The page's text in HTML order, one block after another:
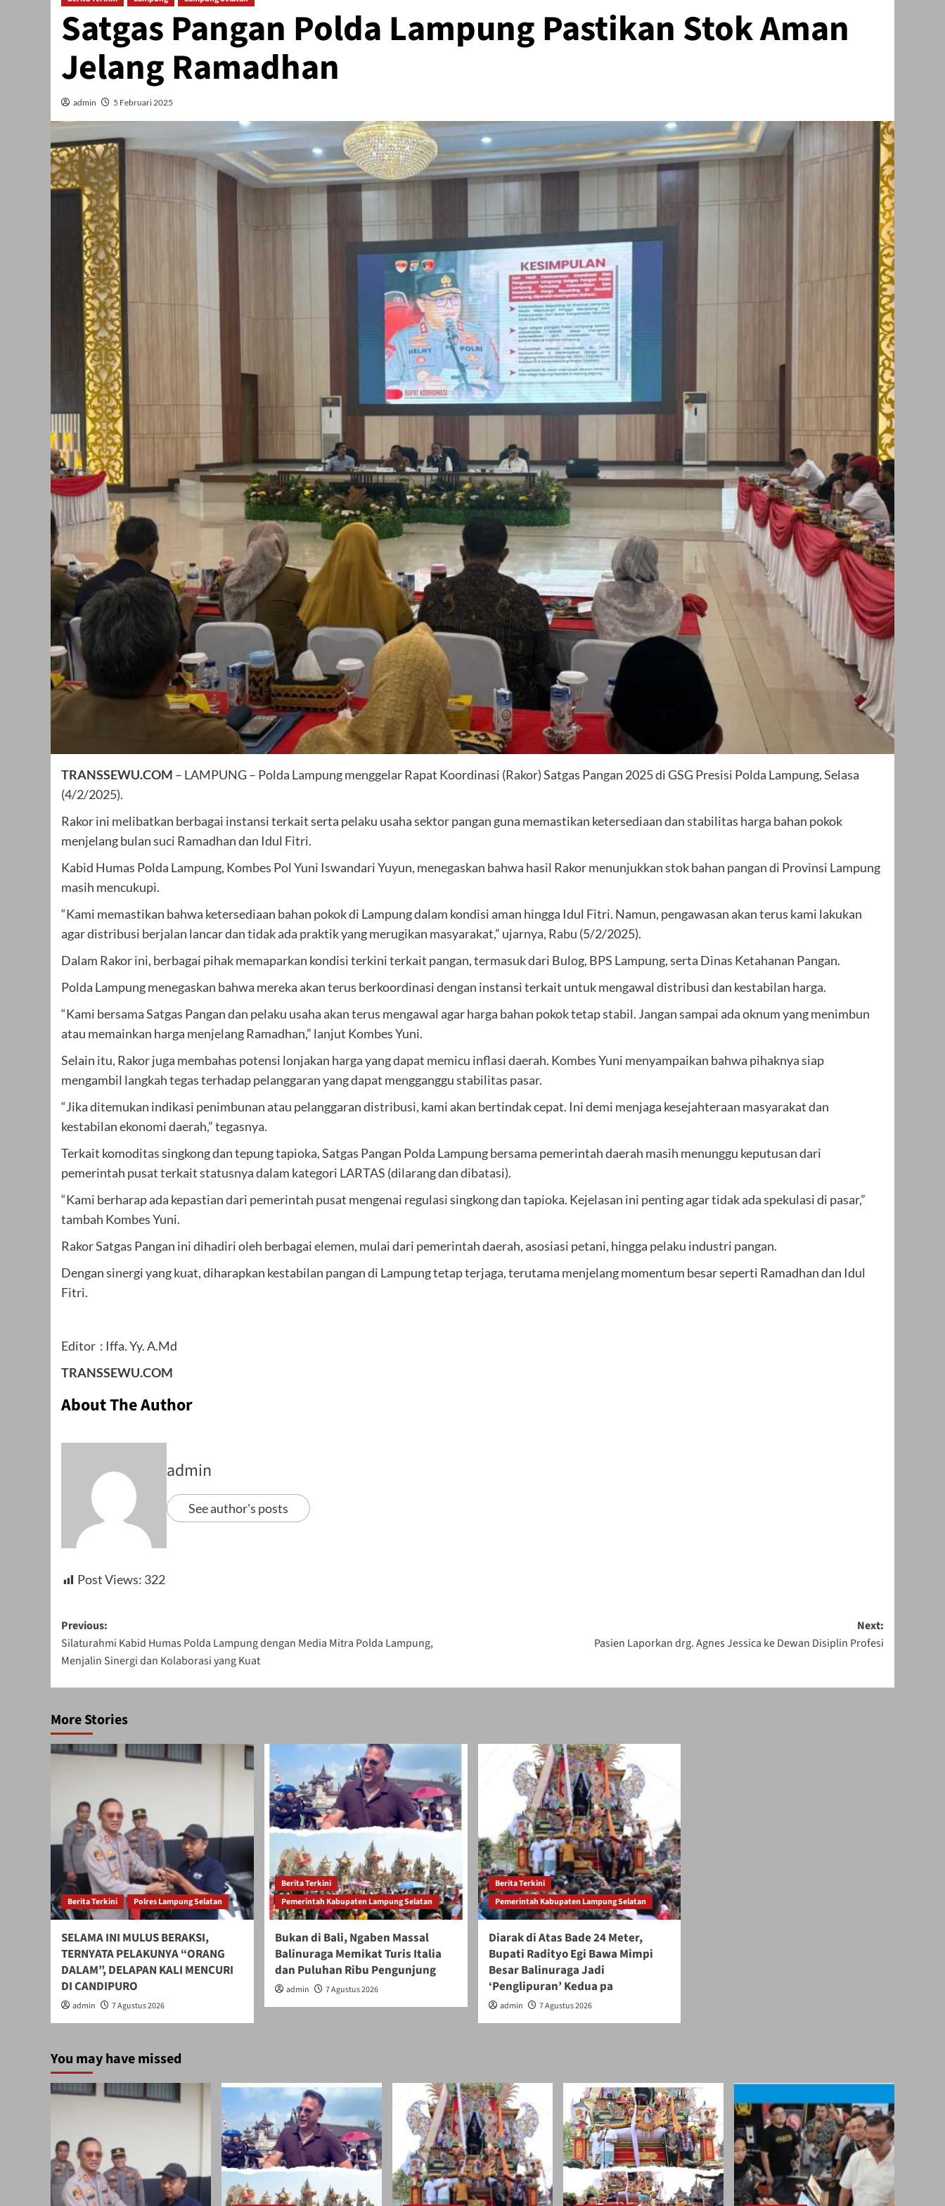
Satgas Pangan Polda Lampung Pastikan Stok Aman
Jelang Ramadhan
admin 5 Februari 2025
TRANSSEWU.COM – LAMPUNG – Polda Lampung menggelar Rapat Koordinasi (Rakor) Satgas Pangan 2025 di GSG Presisi Polda Lampung, Selasa
(4/2/2025).
Rakor ini melibatkan berbagai instansi terkait serta pelaku usaha sektor pangan guna memastikan ketersediaan dan stabilitas harga bahan pokok
menjelang bulan suci Ramadhan dan Idul Fitri.
Kabid Humas Polda Lampung, Kombes Pol Yuni Iswandari Yuyun, menegaskan bahwa hasil Rakor menunjukkan stok bahan pangan di Provinsi Lampung
masih mencukupi.
“Kami memastikan bahwa ketersediaan bahan pokok di Lampung dalam kondisi aman hingga Idul Fitri. Namun, pengawasan akan terus kami lakukan
agar distribusi berjalan lancar dan tidak ada praktik yang merugikan masyarakat,” ujarnya, Rabu (5/2/2025).
Dalam Rakor ini, berbagai pihak memaparkan kondisi terkini terkait pangan, termasuk dari Bulog, BPS Lampung, serta Dinas Ketahanan Pangan.
Polda Lampung menegaskan bahwa mereka akan terus berkoordinasi dengan instansi terkait untuk mengawal distribusi dan kestabilan harga.
“Kami bersama Satgas Pangan dan pelaku usaha akan terus mengawal agar harga bahan pokok tetap stabil. Jangan sampai ada oknum yang menimbun
atau memainkan harga menjelang Ramadhan,” lanjut Kombes Yuni.
Selain itu, Rakor juga membahas potensi lonjakan harga yang dapat memicu inflasi daerah. Kombes Yuni menyampaikan bahwa pihaknya siap
mengambil langkah tegas terhadap pelanggaran yang dapat mengganggu stabilitas pasar.
“Jika ditemukan indikasi penimbunan atau pelanggaran distribusi, kami akan bertindak cepat. Ini demi menjaga kesejahteraan masyarakat dan
kestabilan ekonomi daerah,” tegasnya.
Terkait komoditas singkong dan tepung tapioka, Satgas Pangan Polda Lampung bersama pemerintah daerah masih menunggu keputusan dari
pemerintah pusat terkait statusnya dalam kategori LARTAS (dilarang dan dibatasi).
“Kami berharap ada kepastian dari pemerintah pusat mengenai regulasi singkong dan tapioka. Kejelasan ini penting agar tidak ada spekulasi di pasar,”
tambah Kombes Yuni.
Rakor Satgas Pangan ini dihadiri oleh berbagai elemen, mulai dari pemerintah daerah, asosiasi petani, hingga pelaku industri pangan.
Dengan sinergi yang kuat, diharapkan kestabilan pangan di Lampung tetap terjaga, terutama menjelang momentum besar seperti Ramadhan dan Idul
Fitri.
Editor : Iffa. Yy. A.Md
TRANSSEWU.COM
About The Author
admin
See author's posts
Post Views: 322
Post
navigation
Previous:
Silaturahmi Kabid Humas Polda Lampung dengan Media Mitra Polda Lampung,
Menjalin Sinergi dan Kolaborasi yang Kuat
Next:
Pasien Laporkan drg. Agnes Jessica ke Dewan Disiplin Profesi
More Stories
Berita Terkini Polres Lampung Selatan
SELAMA INI MULUS BERAKSI,
TERNYATA PELAKUNYA “ORANG
DALAM”, DELAPAN KALI MENCURI
DI CANDIPURO
admin 7 Agustus 2026
Berita Terkini
Pemerintah Kabupaten Lampung Selatan
Bukan di Bali, Ngaben Massal
Balinuraga Memikat Turis Italia
dan Puluhan Ribu Pengunjung
admin 7 Agustus 2026
Berita Terkini
Pemerintah Kabupaten Lampung Selatan
Diarak di Atas Bade 24 Meter,
Bupati Radityo Egi Bawa Mimpi
Besar Balinuraga Jadi
‘Penglipuran’ Kedua pa
admin 7 Agustus 2026
You may have missed